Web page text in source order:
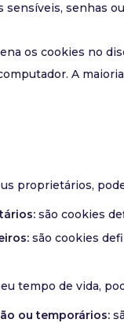
sensíveis, senhas
os cookies no
A
proprietários,
são cookies
são cookies
tempo de vida,
ou temporários: